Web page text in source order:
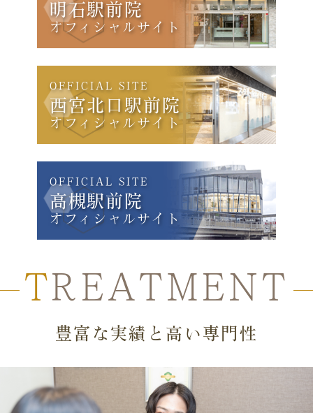
明石駅前院
オフィシャルサイト
OFFICIAL SITE
西宮北口駅前院
オフィシャルサイト
OFFICIAL SITE
高槻駅前院
オフィシャルサイト
TREATMENT
豊富な実績と高い専門性